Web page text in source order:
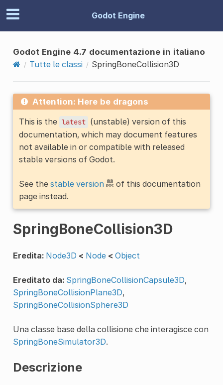
Godot Engine
Godot Engine 4.7 documentazione in italiano
Tutte le classi
SpringBoneCollision3D
Attention: Here be dragons
This is the latest (unstable) version of this
documentation, which may document features
not available in or compatible with released
stable versions of Godot.
See the stable version
of this documentation
page instead.
SpringBoneCollision3D
Eredita: Node3D < Node < Object
Ereditato da: SpringBoneCollisionCapsule3D,
SpringBoneCollisionPlane3D,
SpringBoneCollisionSphere3D
Una classe base della collisione che interagisce con
SpringBoneSimulator3D.
Descrizione